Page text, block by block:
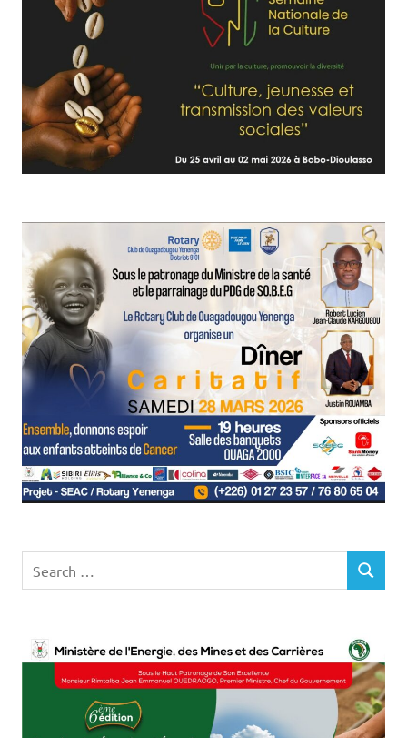
for:
SEARCH